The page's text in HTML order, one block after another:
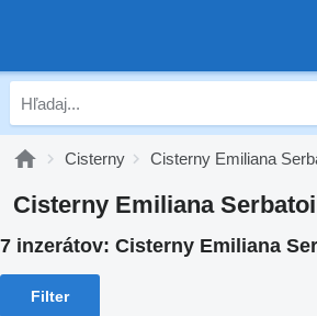
Cisterny Cisterny Emiliana
Cisterny Emiliana
7 inzerátov: Cisterny Emiliana
Filter